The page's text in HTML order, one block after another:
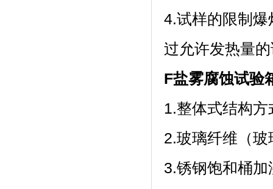
4.试样的限制爆
过允许发热量
F盐雾腐蚀试验
1.整体式结构方
2.玻璃纤维（玻
3.锈钢饱和桶